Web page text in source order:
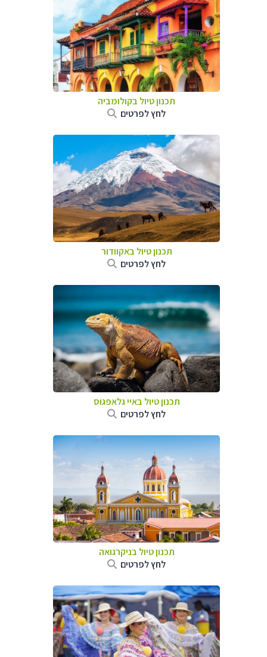
תכנון טיול בקולומביה
לחץ לפרטים
תכנון טיול באקוודור
לחץ לפרטים
תכנון טיול באיי גלאפגוס
לחץ לפרטים
תכנון טיול בניקרגואה
לחץ לפרטים